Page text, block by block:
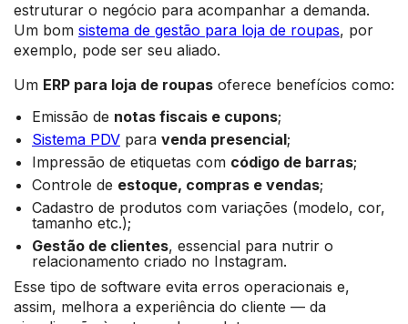
estruturar o negócio para acompanhar a demanda.
Um bom sistema de gestão para loja de roupas, por
exemplo, pode ser seu aliado.
Um ERP para loja de roupas oferece benefícios como:
Emissão de notas fiscais e cupons;
Sistema PDV para venda presencial;
Impressão de etiquetas com código de barras;
Controle de estoque, compras e vendas;
Cadastro de produtos com variações (modelo, cor,
tamanho etc.);
Gestão de clientes, essencial para nutrir o
relacionamento criado no Instagram.
Esse tipo de software evita erros operacionais e,
assim, melhora a experiência do cliente — da